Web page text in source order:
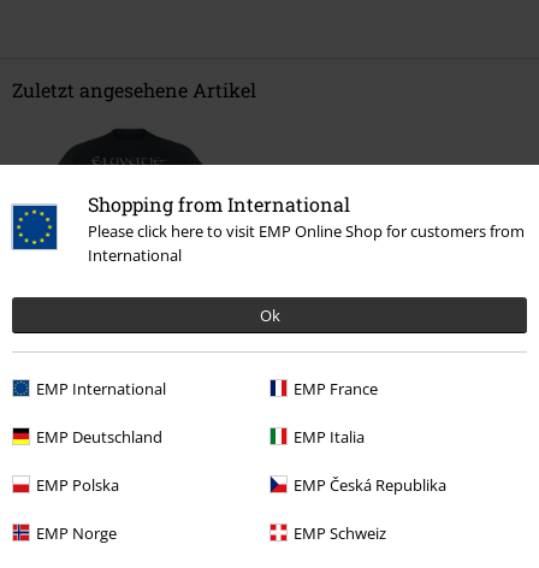
Shopping from International
Please click here to visit EMP Online Shop for customers from
International
Ok
EMP International EMP France
EMP Deutschland EMP Italia
EMP Polska EMP Česká Republika
EMP Norge EMP Schweiz
Zuletzt angesehene Artikel
21,99 €
Sale % Bands
Sale % Bekleidung T-Shirts & Tops T-Shirts